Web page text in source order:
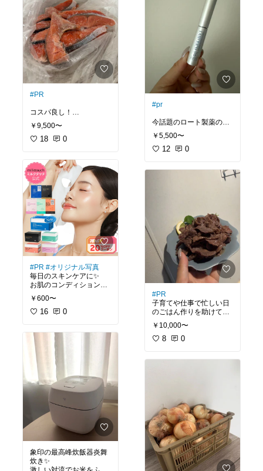
#PR
コスパ良し！
✨
訳ありとは思えないクオ
ふれて最高に美味しいで
す！
塩加減がやさしめで、レ
モンバターソテーなどの
アレンジにも使い勝手バ
ツグン！✨
たっぷり大容量で届くの
で、
小分けして冷凍庫にスト
ックしておけば、
食べるだけ解凍して焼く
毎日のごはんやお弁当の
おかずに困ったときの救
世主になります！
忙しい朝も冷凍のままグ
が完成するので
今年のふるさと納税にも
ぜひ！！
#ふるさと納税
#オリジナ
ル写真
#
￥9,500〜
18 0
#PR #オリジナル写真
毎日のスキンケアに✨
お肌のコンディションを
ク✨
たっぷり30枚入りなの
して使えるのが嬉しい🥰
🌟
肌負担を抑えたテンセル
シートを採用していて
お肌の悩みに合わせて選
べるラインナップ！
ハリ感重視 ── PDRN
（ゴールド)
肌荒れケア ── アゼライ
ン（オレンジ）
ツヤ感重視 ── グルタチ
オン（ピンク）
乾燥対策 ── ヒアルロン
（グリーン）
年齢肌ケア ── NMN（ブ
￥600〜
16 0
象印の最高峰炊飯器炎舞
炊き✨
#pr
今話題のロート製薬のま
つ毛美容液✨
ロート製薬独自のうるお
い成分配合！
低刺激設計で国内製造だ
から、使い続けやす
い…！
毎日長く使うものだから
こそ
自信を持っておすすめし
たい実力派アイテムアイ
テムです✨
7/11 01:59まで使える1
0％OFFクーポンが出てい
るので
ぜひInstagramストーリー
からチェックしてみてく
ださいね🥰
￥5,500〜
12 0
#PR
子育てや仕事で忙しい日
のごはん作りを助けてく
れる
ふるさと納税✨
解凍しやすい
前日の夜や朝に冷蔵庫へ
移しておけば
夕方にはちょうど食べご
ろに！
小分けパックで使いやす
￥10,000〜
8 0